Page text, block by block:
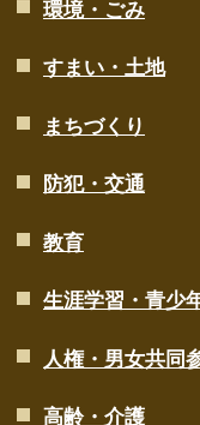
環境・ごみ
すまい・土地
まちづくり
防犯・交通
教育
生涯学習・青少
人権・男女共同
高齢・介護